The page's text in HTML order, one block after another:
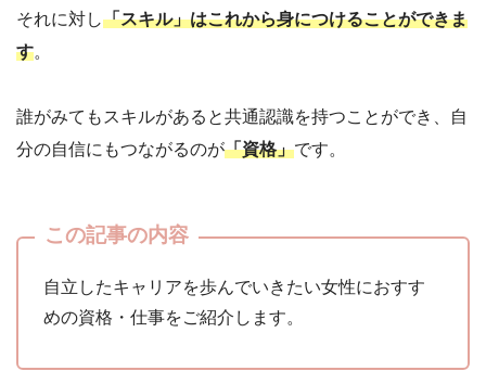
それに対し「スキル」はこれから身につけることができま
す。
誰がみてもスキルがあると共通認識を持つことができ、自
分の自信にもつながるのが「資格」です。
この記事の内容
自立したキャリアを歩んでいきたい女性におすす
めの資格・仕事をご紹介します。